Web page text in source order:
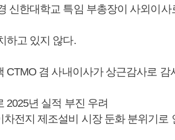
신한대학교 특임 부총장이 사외이사
하고 있지 않다.
CTMO 겸 사내이사가 상근감사로 감
년 실적 부진 우려
전지 제조설비 시장 둔화 분위기로